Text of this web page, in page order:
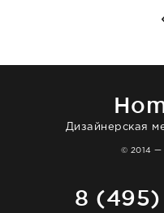
Позже заказывала
доставили
отвечает очень
Дизайнерская
© 2014 —
8